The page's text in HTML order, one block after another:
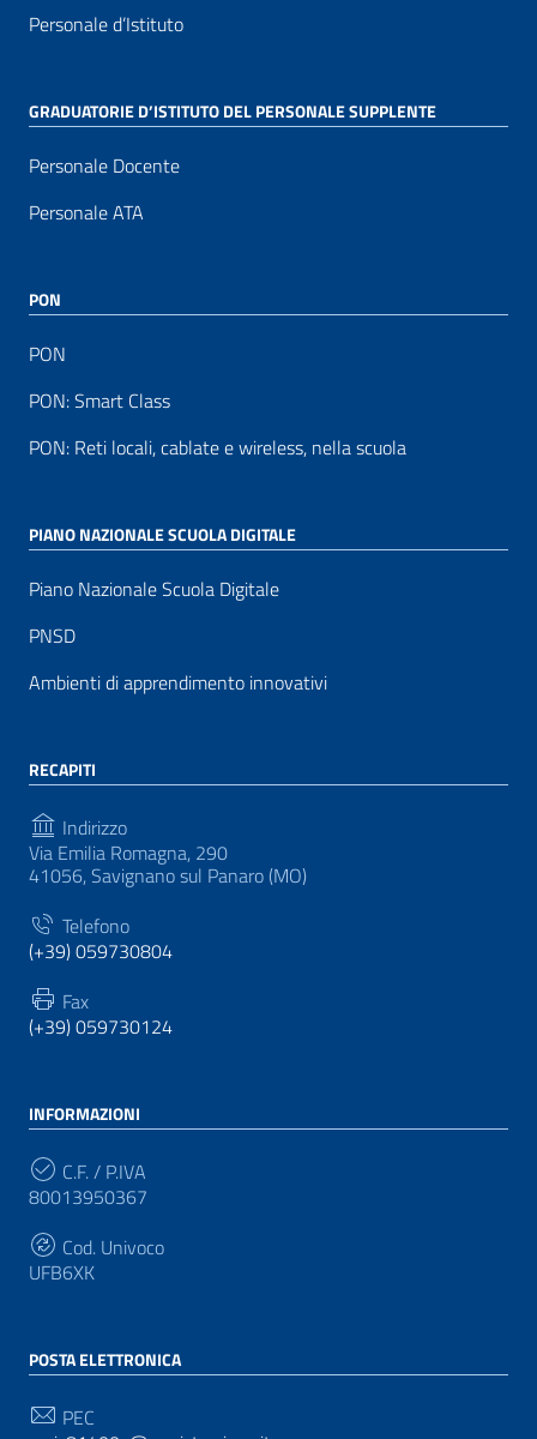
Personale d’Istituto
GRADUATORIE D’ISTITUTO DEL PERSONALE SUPPLENTE
Personale Docente
Personale ATA
PON
PON
PON: Smart Class
PON: Reti locali, cablate e wireless, nella scuola
PIANO NAZIONALE SCUOLA DIGITALE
Piano Nazionale Scuola Digitale
PNSD
Ambienti di apprendimento innovativi
RECAPITI
Indirizzo
Via Emilia Romagna, 290
41056, Savignano sul Panaro (MO)
Telefono
(+39) 059730804
Fax
(+39) 059730124
INFORMAZIONI
C.F. / P.IVA
80013950367
Cod. Univoco
UFB6XK
POSTA ELETTRONICA
PEC